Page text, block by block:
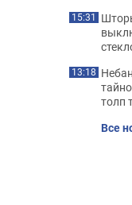
15:31
13:18
толп
Все